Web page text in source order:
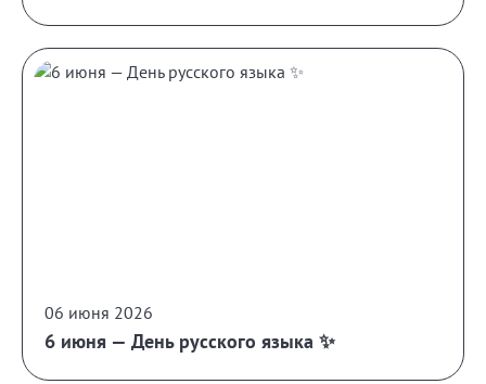
06 июня 2026
6 июня — День русского языка ✨